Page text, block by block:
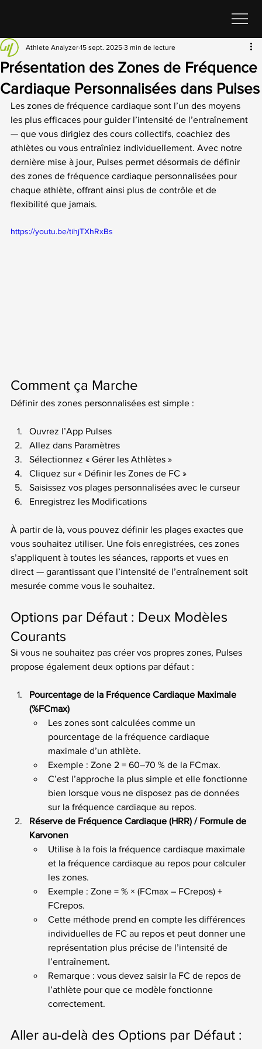
Présentation des Zones de Fréquence
Cardiaque Personnalisées dans Pulses
Athlete Analyzer 15 sept. 2025 3 min de lecture
Les zones de fréquence cardiaque sont l’un des moyens
les plus efficaces pour guider l’intensité de l’entraînement
— que vous dirigiez des cours collectifs, coachiez des
athlètes ou vous entraîniez individuellement. Avec notre
dernière mise à jour, Pulses permet désormais de définir
des zones de fréquence cardiaque personnalisées pour
chaque athlète, offrant ainsi plus de contrôle et de
flexibilité que jamais.
https://youtu.be/tihjTXhRxBs
Comment ça Marche
Définir des zones personnalisées est simple :
Ouvrez l’App Pulses
Allez dans Paramètres
Sélectionnez « Gérer les Athlètes »
Cliquez sur « Définir les Zones de FC »
Saisissez vos plages personnalisées avec le curseur
Enregistrez les Modifications
À partir de là, vous pouvez définir les plages exactes que
vous souhaitez utiliser. Une fois enregistrées, ces zones
s’appliquent à toutes les séances, rapports et vues en
direct — garantissant que l’intensité de l’entraînement soit
mesurée comme vous le souhaitez.
Options par Défaut : Deux Modèles
Courants
Si vous ne souhaitez pas créer vos propres zones, Pulses
propose également deux options par défaut :
Pourcentage de la Fréquence Cardiaque Maximale
(%FCmax)
Les zones sont calculées comme un
pourcentage de la fréquence cardiaque
maximale d’un athlète.
Exemple : Zone 2 = 60–70 % de la FCmax.
C’est l’approche la plus simple et elle fonctionne
bien lorsque vous ne disposez pas de données
sur la fréquence cardiaque au repos.
Réserve de Fréquence Cardiaque (HRR) / Formule de
Karvonen
Utilise à la fois la fréquence cardiaque maximale
et la fréquence cardiaque au repos pour calculer
les zones.
Exemple : Zone = % × (FCmax – FCrepos) +
FCrepos.
Cette méthode prend en compte les différences
individuelles de FC au repos et peut donner une
représentation plus précise de l’intensité de
l’entraînement.
Remarque : vous devez saisir la FC de repos de
l’athlète pour que ce modèle fonctionne
correctement.
Aller au-delà des Options par Défaut :